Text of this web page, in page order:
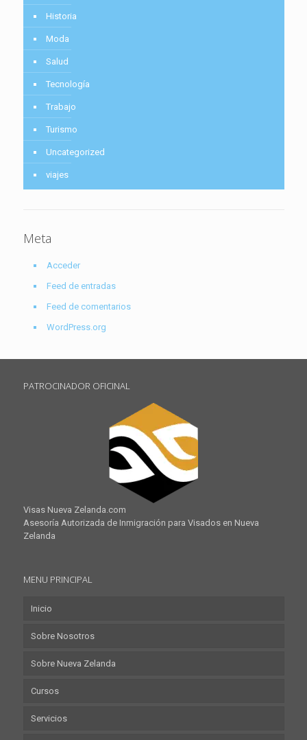
Historia
Moda
Salud
Tecnología
Trabajo
Turismo
Uncategorized
viajes
Meta
Acceder
Feed de entradas
Feed de comentarios
WordPress.org
PATROCINADOR OFICINAL
Visas Nueva Zelanda.com
Asesoría Autorizada de Inmigración para Visados en Nueva
Zelanda
MENU PRINCIPAL
Inicio
Sobre Nosotros
Sobre Nueva Zelanda
Cursos
Servicios